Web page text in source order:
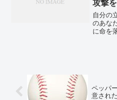
攻撃
自分の
のあな
に命を
ペッパ
意され